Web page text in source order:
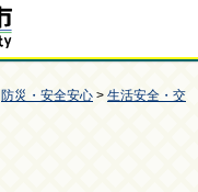
防災・安全安心 > 生活安全・交